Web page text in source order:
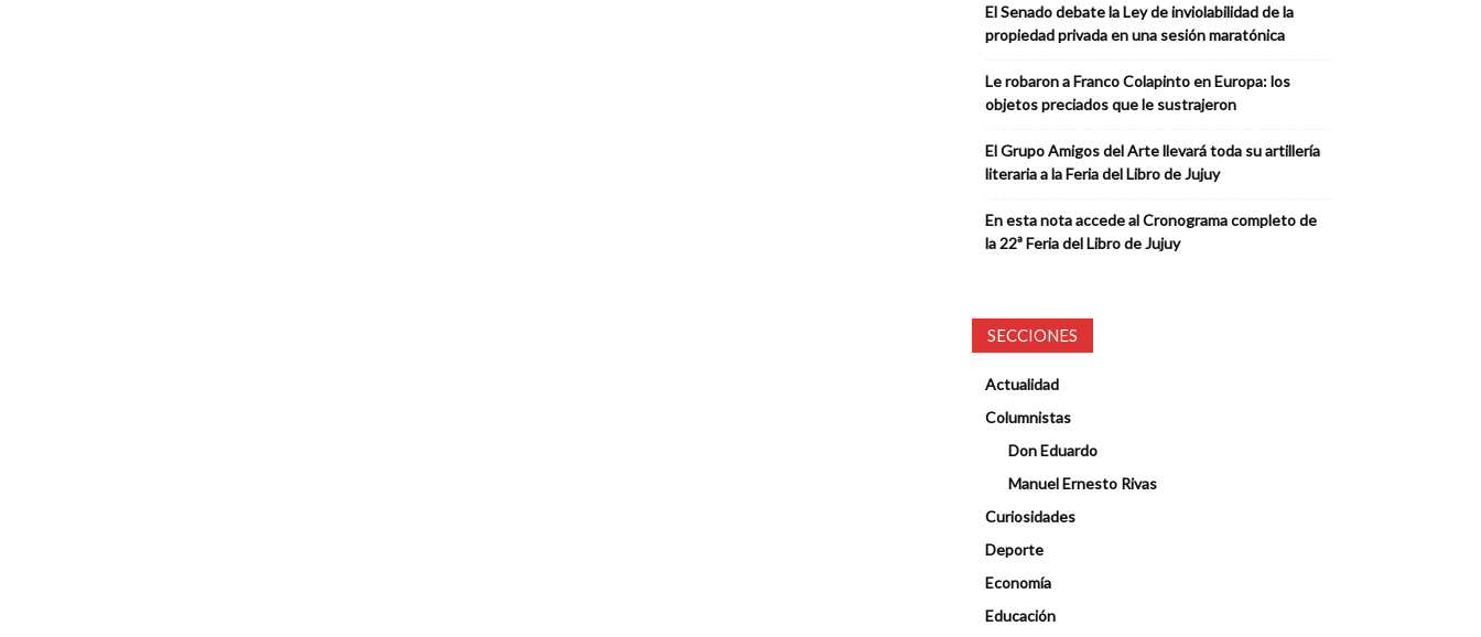
El Senado debate la Ley de inviolabilidad de la
propiedad privada en una sesión maratónica
Le robaron a Franco Colapinto en Europa: los
objetos preciados que le sustrajeron
El Grupo Amigos del Arte llevará toda su artillería
literaria a la Feria del Libro de Jujuy
En esta nota accede al Cronograma completo de
la 22ª Feria del Libro de Jujuy
SECCIONES
Actualidad
Columnistas
Don Eduardo
Manuel Ernesto Rivas
Curiosidades
Deporte
Economía
Educación